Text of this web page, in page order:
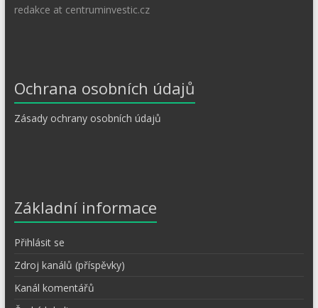
redakce at centruminvestic.cz
Ochrana osobních údajů
Zásady ochrany osobních údajů
Základní informace
Přihlásit se
Zdroj kanálů (příspěvky)
Kanál komentářů